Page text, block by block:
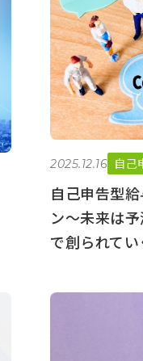
2025.12.16 自己
自己申告型
ン〜未来は
で創られてい